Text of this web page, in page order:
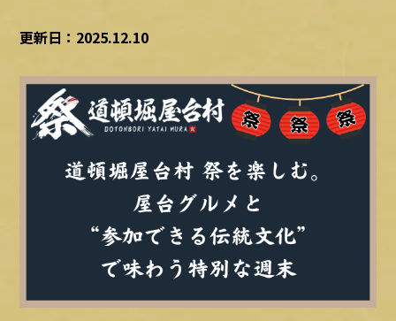
更新日：2025.12.10